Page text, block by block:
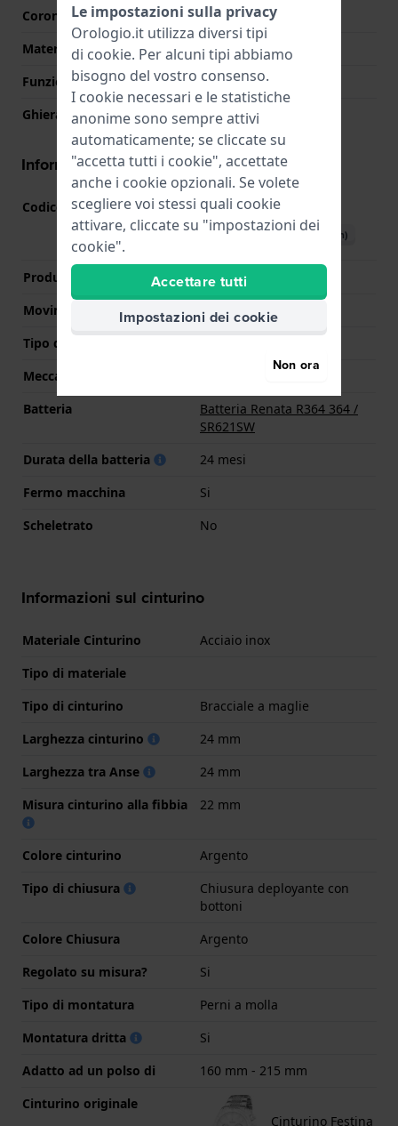
Corona
Corona da estrarre
Materiale della ghiera
Acciaio inox
Funzione della ghiera
Tachimetro
Ghiera rotante
Nessuna - Fissa
Informazioni del movimento
Codice Movimento JS25( Vedi specifiche
Scarica il manuale (English)
Produttore Movimento
Miyota
Movimento svizzero
No
Tipo di display
Meccanismo
Batteria
Batteria Renata R364 364 /
SR621SW
Durata della batteria
24 mesi
Fermo macchina
Si
Scheletrato
No
Informazioni sul cinturino
Materiale Cinturino
Acciaio inox
Tipo di materiale
Tipo di cinturino
Bracciale a maglie
Larghezza cinturino
24 mm
Larghezza tra Anse
24 mm
Misura cinturino alla fibbia
22 mm
Colore cinturino
Argento
Tipo di chiusura
Chiusura deployante con
bottoni
Colore Chiusura
Argento
Regolato su misura?
Si
Tipo di montatura
Perni a molla
Montatura dritta
Si
Adatto ad un polso di
160 mm - 215 mm
Cinturino originale
Cinturino Festina
Le impostazioni sulla privacy
Orologio.it utilizza diversi tipi
di cookie. Per alcuni tipi abbiamo
bisogno del vostro consenso.
I cookie necessari e le statistiche
anonime sono sempre attivi
automaticamente; se cliccate su
"accetta tutti i cookie", accettate
anche i cookie opzionali. Se volete
scegliere voi stessi quali cookie
attivare, cliccate su "impostazioni dei
cookie".
Accettare tutti
Impostazioni dei cookie
Non ora